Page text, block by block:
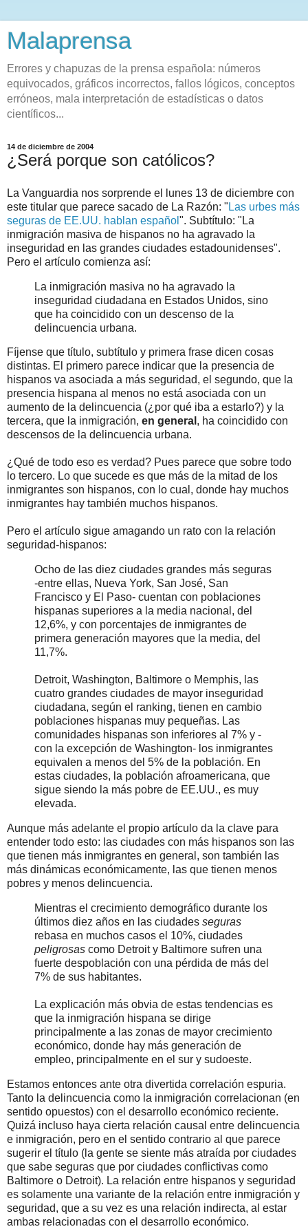
Malaprensa
Errores y chapuzas de la prensa española: números
equivocados, gráficos incorrectos, fallos lógicos, conceptos
erróneos, mala interpretación de estadísticas o datos
científicos...
14 de diciembre de 2004
¿Será porque son católicos?
La Vanguardia nos sorprende el lunes 13 de diciembre con
este titular que parece sacado de La Razón: " Las urbes más
seguras de EE.UU. hablan español ". Subtítulo: " La
inmigración masiva de hispanos no ha agravado la
inseguridad en las grandes ciudades estadounidenses".
Pero el artículo comienza así:
La inmigración masiva no ha agravado la
inseguridad ciudadana en Estados Unidos, sino
que ha coincidido con un descenso de la
delincuencia urbana.
Fíjense que título, subtítulo y primera frase dicen cosas
distintas. El primero parece indicar que la presencia de
hispanos va asociada a más seguridad, el segundo, que la
presencia hispana al menos no está asociada con un
aumento de la delincuencia (¿por qué iba a estarlo?) y la
tercera, que la inmigración, en general , ha coincidido con
descensos de la delincuencia urbana.
¿Qué de todo eso es verdad? Pues parece que sobre todo
lo tercero. Lo que sucede es que más de la mitad de los
inmigrantes son hispanos, con lo cual, donde hay muchos
inmigrantes hay también muchos hispanos.
Pero el artículo sigue amagando un rato con la relación
seguridad-hispanos:
Ocho de las diez ciudades grandes más seguras
-entre ellas, Nueva York, San José, San
Francisco y El Paso- cuentan con poblaciones
hispanas superiores a la media nacional, del
12,6%, y con porcentajes de inmigrantes de
primera generación mayores que la media, del
11,7%.
Detroit, Washington, Baltimore o Memphis, las
cuatro grandes ciudades de mayor inseguridad
ciudadana, según el ranking, tienen en cambio
poblaciones hispanas muy pequeñas. Las
comunidades hispanas son inferiores al 7% y -
con la excepción de Washington- los inmigrantes
equivalen a menos del 5% de la población. En
estas ciudades, la población afroamericana, que
sigue siendo la más pobre de EE.UU., es muy
elevada.
Aunque más adelante el propio artículo da la clave para
entender todo esto: las ciudades con más hispanos son las
que tienen más inmigrantes en general, son también las
más dinámicas económicamente, las que tienen menos
pobres y menos delincuencia.
Mientras el crecimiento demográfico durante los
últimos diez años en las ciudades seguras
rebasa en muchos casos el 10%, ciudades
peligrosas como Detroit y Baltimore sufren una
fuerte despoblación con una pérdida de más del
7% de sus habitantes.
La explicación más obvia de estas tendencias es
que la inmigración hispana se dirige
principalmente a las zonas de mayor crecimiento
económico, donde hay más generación de
empleo, principalmente en el sur y sudoeste.
Estamos entonces ante otra divertida correlación espuria.
Tanto la delincuencia como la inmigración correlacionan (en
sentido opuestos) con el desarrollo económico reciente.
Quizá incluso haya cierta relación causal entre delincuencia
e inmigración, pero en el sentido contrario al que parece
sugerir el título (la gente se siente más atraída por ciudades
que sabe seguras que por ciudades conflictivas como
Baltimore o Detroit). La relación entre hispanos y seguridad
es solamente una variante de la relación entre inmigración y
seguridad, que a su vez es una relación indirecta, al estar
ambas relacionadas con el desarrollo económico.